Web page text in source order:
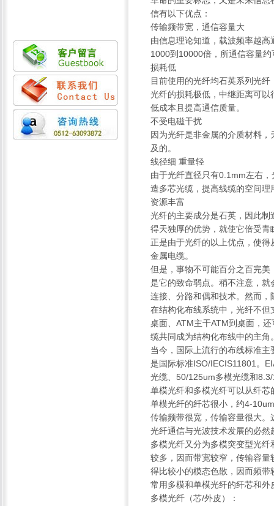
信有以下优点：
传输频带宽，通信容量大
由信息理论知道，载波频率越
1000到10000倍，所通信容量
损耗低
目前使用的光纤均石英系列光
光纤的损耗极低，中继距离可
低成本且提高通信质量。
不受电磁干扰
因为光纤是非金属的介质材料
及的。
线径细 重量轻
由于光纤直径只有0.1mm左右
造多芯光缆，提高线缆的空间理
资源丰富
光纤的主要成分是石英，因此
得天独厚的优势，就使它倍受青
正是由于光纤的以上优点，使
金属电缆。
但是，事物不可能百分之百完
是它的致命弱点。稍不注意，
连接、分路和偶和技术。然而
在结构化布线系统中，光纤不
桌面、ATM主干ATM到桌面，
缆共同成为结构化布线中的主角
当今，国际上流行的布线标准
是国际标准ISO/IECIS11801。
光缆、50/125um多模光缆和
单模光纤和多模光纤可以从纤
单模光纤的纤芯很小，约4-
传输频带很宽，传输容量很大
光纤通信与光波技术发展的必然
多模光纤又分为多模突变型光
较多，因而带宽较窄，传输容
得比较小的模态色散，因而频
常用多模和单模光纤的纤芯和外
多模光纤（芯/外皮）：